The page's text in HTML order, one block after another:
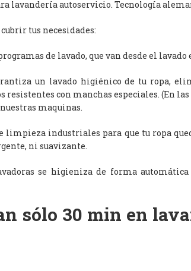
lavandería autoservicio. Tecnología
tus necesidades:
de lavado, que van desde el
un lavado higiénico de tu ropa,
resistentes con manchas especiales. (En
maquinas.
limpieza industriales para que tu ropa
ni suavizante.
se higieniza de forma
sólo 30 min en